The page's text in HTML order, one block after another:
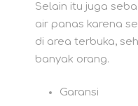
Selain itu juga
air panas karena
di area terbuka,
banyak orang.
Garansi